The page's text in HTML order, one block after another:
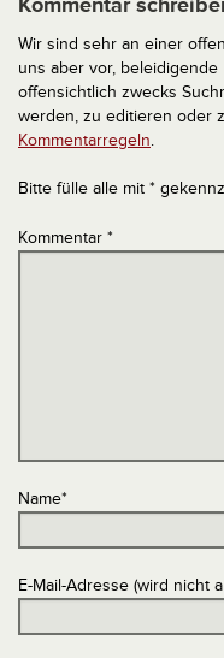
Wir sind sehr an einer
uns aber vor,
offensichtlich zwecks
werden, zu editieren oder
Kommentarregeln.
Bitte fülle alle mit *
Kommentar *
Name*
E-Mail-Adresse (wird nicht